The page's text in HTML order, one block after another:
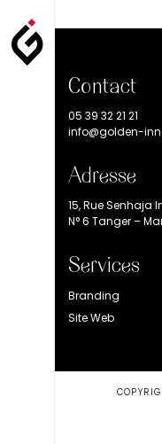
Contact
05 39 32 21 21
info@golden-
Adresse
15, Rue Senhaja
N° 6 Tanger –
Services
Branding
Site Web